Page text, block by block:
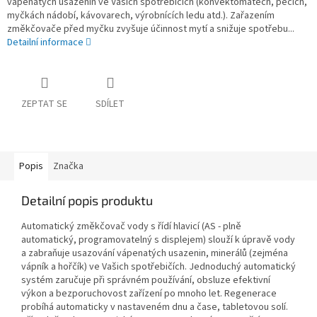
myčkách nádobí, kávovarech, výrobnících ledu atd.). Zařazením
změkčovače před myčku zvyšuje účinnost mytí a snižuje spotřebu...
Detailní informace
ZEPTAT SE SDÍLET
Popis Značka
Detailní popis produktu
Automatický změkčovač vody s řídí hlavicí (AS - plně
automatický, programovatelný s displejem) slouží k úpravě vody
a zabraňuje usazování vápenatých usazenin, minerálů (zejména
vápník a hořčík) ve Vašich spotřebičích. Jednoduchý automatický
systém zaručuje při správném používání, obsluze efektivní
výkon a bezporuchovost zařízení po mnoho let. Regenerace
probíhá automaticky v nastaveném dnu a čase, tabletovou solí.